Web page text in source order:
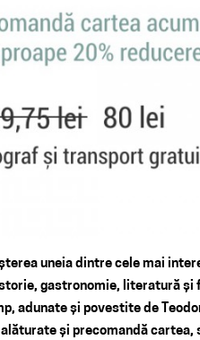
uneia dintre cele mai
gastronomie, literatură și
adunate și povestite de
și precomandă cartea,